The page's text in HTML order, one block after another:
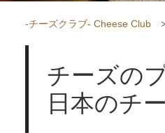
-チーズクラブ- Cheese Club
チーズの
日本のチ